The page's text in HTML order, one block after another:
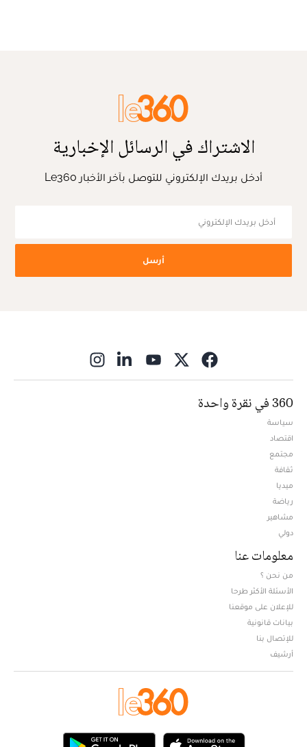
الاشتراك في الرسائل الإخبارية
أدخل بريدك الإلكتروني للتوصل بآخر الأخبار Le360
أرسل
360 في نقرة واحدة
سياسة
اقتصاد
مجتمع
ثقافة
ميديا
رياضة
مشاهير
دولي
معلومات عنا
من نحن ؟
الأسئلة الأكثر طرحا
للإعلان على موقعنا
بيانات قانونية
للإتصال بنا
أرشيف